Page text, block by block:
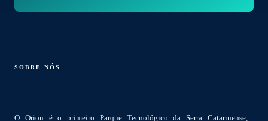
SOBRE NÓS
O Orion é o primeiro Parque Tecnológico da Serra Catarinense,